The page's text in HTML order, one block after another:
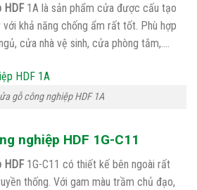
HDF1A là sản phẩm cửa được cấu tạo
khả năng chống ẩm rất tốt. Phù hợp
cửa nhà vệ sinh, cửa phòng tắm,….
gỗ công nghiệp HDF 1A
nghiệp HDF 1G-C11
HDF1G-C11 có thiết kế bên ngoài rất
thống. Với gam màu trầm chủ đạo,